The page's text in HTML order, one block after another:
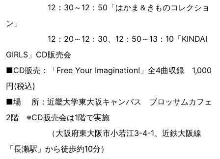
12：30～12：50「はかま＆きものコレクショ
ン」
12：20～12：30、12：50～13：10「KINDAI
GIRLS」CD販売会
■CD販売：「Free Your Imagination!」全4曲収録 1,000
円(税込)
■場 所：近畿大学東大阪キャンパス ブロッサムカフェ
2階 ※CD販売会は1階で実施
（大阪府東大阪市小若江3-4-1、近鉄大阪線
「長瀬駅」から徒歩約10分）